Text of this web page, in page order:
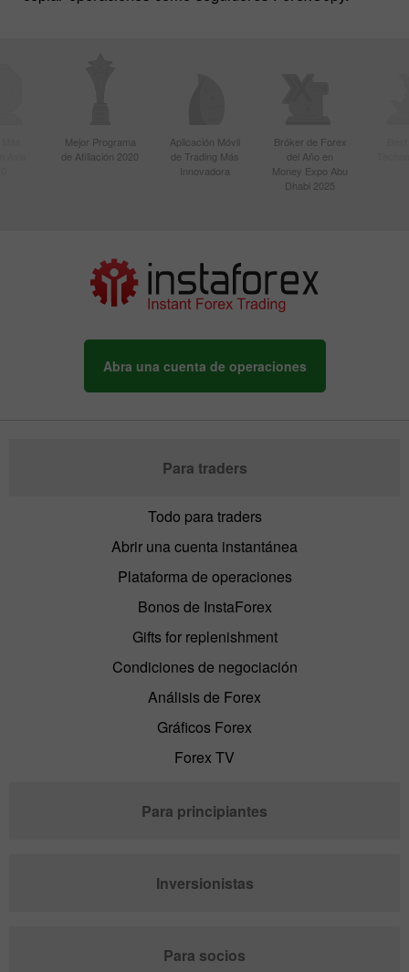
Mejor Programa
de Afiliación 2020
Aplicación Móvil
de Trading Más
Innovadora
Bróker de Forex
del Año en
Money Expo Abu
Dhabi 2025
Abra una cuenta de operaciones
Para traders
Todo para traders
Abrir una cuenta instantánea
Plataforma de operaciones
Bonos de InstaForex
Gifts for replenishment
Condiciones de negociación
Análisis de Forex
Gráficos Forex
Forex TV
Para principiantes
Inversionistas
Para socios